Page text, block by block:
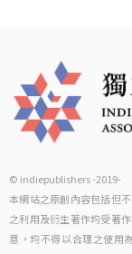
© indiepublishers -2019-
本網站之原創內容包括但
之利用及衍生著作均受著
意，均不得以合理之使用